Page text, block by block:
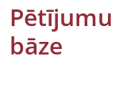
bāze